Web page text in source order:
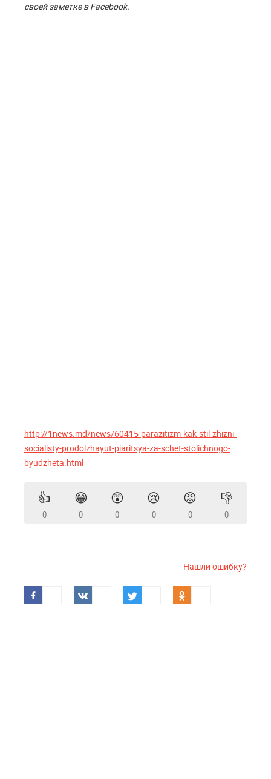
своей заметке в Facebook.
http://1news.md/news/60415-parazitizm-kak-stil-zhizni-
socialisty-prodolzhayut-piaritsya-za-schet-stolichnogo-
byudzheta.html
👍
0
😁
0
😲
0
😢
0
😡
0
👎
0
Нашли ошибку?